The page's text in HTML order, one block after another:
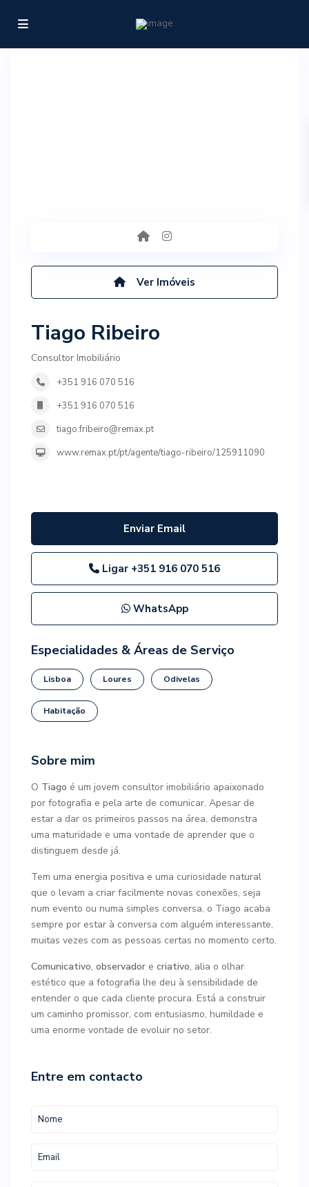
Ver Imóveis
Tiago Ribeiro
Consultor Imobiliário
+351 916 070 516
+351 916 070 516
tiago.fribeiro@remax.pt
www.remax.pt/pt/agente/tiago-ribeiro/125911090
Enviar Email
Ligar +351 916 070 516
WhatsApp
Especialidades & Áreas de Serviço
Lisboa Loures Odivelas
Habitação
Sobre mim
O Tiago é um jovem consultor imobiliário apaixonado
por fotografia e pela arte de comunicar. Apesar de
estar a dar os primeiros passos na área, demonstra
uma maturidade e uma vontade de aprender que o
distinguem desde já.
Tem uma energia positiva e uma curiosidade natural
que o levam a criar facilmente novas conexões, seja
num evento ou numa simples conversa, o Tiago acaba
sempre por estar à conversa com alguém interessante,
muitas vezes com as pessoas certas no momento certo.
Comunicativo, observador e criativo, alia o olhar
estético que a fotografia lhe deu à sensibilidade de
entender o que cada cliente procura. Está a construir
um caminho promissor, com entusiasmo, humildade e
uma enorme vontade de evoluir no setor.
Entre em contacto